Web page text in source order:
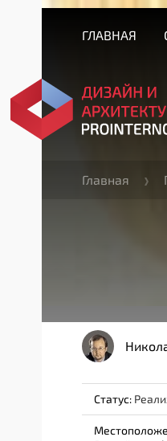
ГЛАВНАЯ
Главная
Статус: